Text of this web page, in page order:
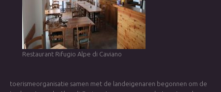
Restaurant Rifugio Alpe di Caviano
toerismeorganisatie samen met de landeigenaren begonnen om de